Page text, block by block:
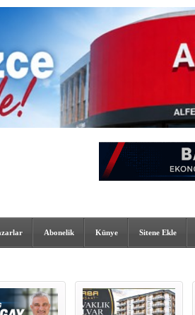
Abonelik Künye Sitene Ekle